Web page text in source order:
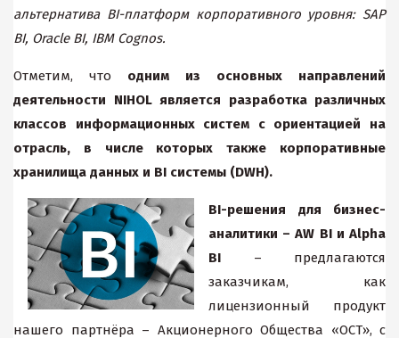
альтернатива BI-платформ корпоративного уровня: SAP
BI, Oracle BI, IBM Cognos.
Отметим, что одним из основных направлений
деятельности
NIHOLявляется разработка различных
классов информационных систем с ориентацией на
отрасль, в числе которых также корпоративные
хранилища данных и BI системы (DWH).
BI-решения для бизнес-
аналитики –AW BI и Alpha
BI – предлагаются
заказчикам, как
лицензионный продукт
нашего партнёра – Акционерного Общества «ОСТ», с